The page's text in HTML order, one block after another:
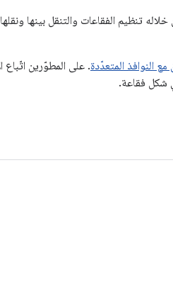
تنظيم الفقاعات والتنقل بينها
مع النوافذ المتعدّدة. على المطوّرين اتّباع
شكل فقاعة.